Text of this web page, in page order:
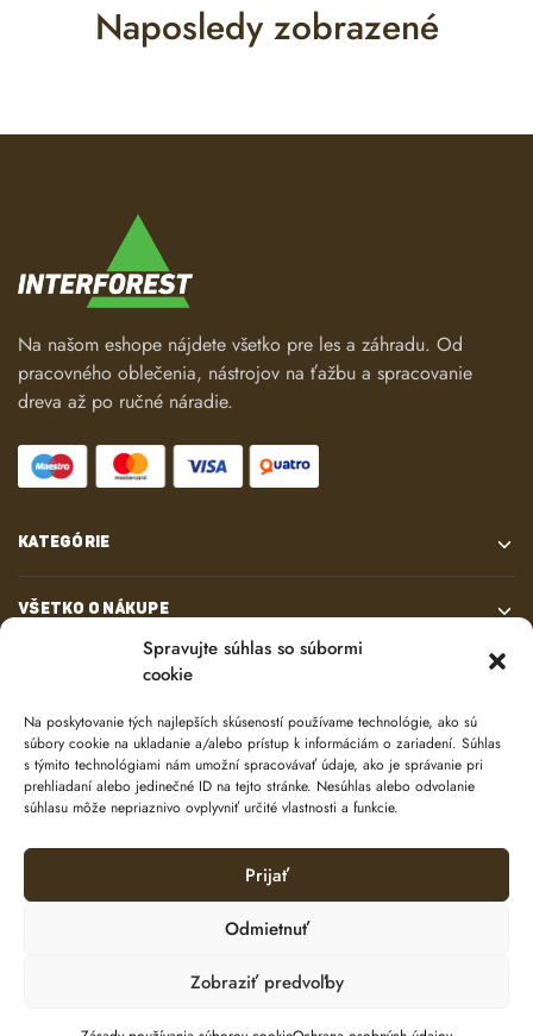
Spravujte súhlas so súbormi
cookie
Na poskytovanie tých najlepších skúseností používame technológie, ako sú
súbory cookie na ukladanie a/alebo prístup k informáciám o zariadení. Súhlas
s týmito technológiami nám umožní spracovávať údaje, ako je správanie pri
prehliadaní alebo jedinečné ID na tejto stránke. Nesúhlas alebo odvolanie
súhlasu môže nepriaznivo ovplyvniť určité vlastnosti a funkcie.
Prijať
Odmietnuť
Zobraziť predvoľby
Naposledy zobrazené
Na našom eshope nájdete všetko pre les a záhradu. Od
pracovného oblečenia, nástrojov na ťažbu a spracovanie
dreva až po ručné náradie.
KATEGÓRIE
VŠETKO O NÁKUPE
© 2024 e-shop od
Ochrana osobných údajov